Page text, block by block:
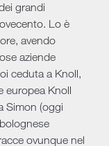
grandi
Lo è
avendo
aziende
ceduta a Knoll,
europea Knoll
Simon (oggi
ovunque nel